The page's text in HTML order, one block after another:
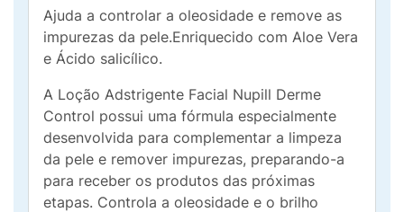
Ajuda a controlar a oleosidade e remove as
impurezas da pele.Enriquecido com Aloe Vera
e Ácido salicílico.
A Loção Adstrigente Facial Nupill Derme
Control possui uma fórmula especialmente
desenvolvida para complementar a limpeza
da pele e remover impurezas, preparando-a
para receber os produtos das próximas
etapas. Controla a oleosidade e o brilho